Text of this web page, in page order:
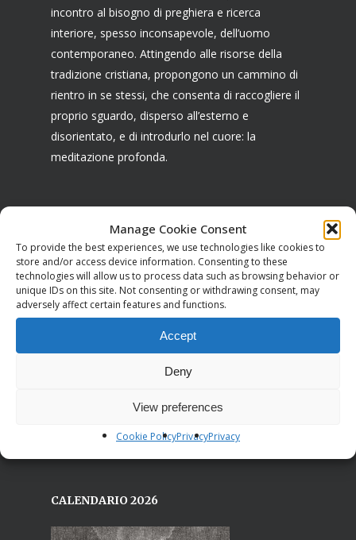
Manage Cookie Consent
To provide the best experiences, we use technologies like cookies to
store and/or access device information. Consenting to these
technologies will allow us to process data such as browsing behavior or
unique IDs on this site. Not consenting or withdrawing consent, may
adversely affect certain features and functions.
Accept
Deny
View preferences
Cookie PolicyPrivacyPrivacy
incontro al bisogno di preghiera e ricerca
interiore, spesso inconsapevole, dell’uomo
contemporaneo. Attingendo alle risorse della
tradizione cristiana, propongono un cammino di
rientro in se stessi, che consenta di raccogliere il
proprio sguardo, disperso all’esterno e
disorientato, e di introdurlo nel cuore: la
meditazione profonda.
CONTATTI
Sede legale:
Via Serra di Baccano, 15
19021 Arcola (Sp)
Via Bardonecchia, 77/16
Email: segreteria@iricostruttori.org
CALENDARIO 2026